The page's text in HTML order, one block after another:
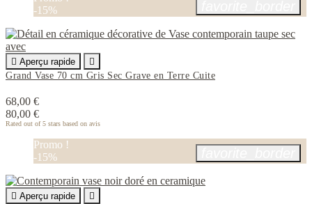
-15%
 Aperçu rapide

Grand Vase 70 cm Gris Sec Grave en Terre Cuite
68,00 €
80,00 €
Rated out of 5 stars based on avis
Promo !
-15%
 Aperçu rapide
